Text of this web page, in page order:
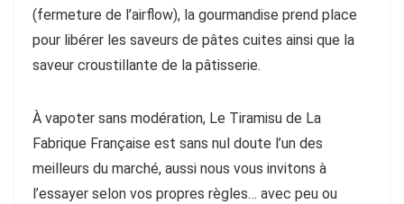
(fermeture de l’airflow), la gourmandise prend place
pour libérer les saveurs de pâtes cuites ainsi que la
saveur croustillante de la pâtisserie.
À vapoter sans modération, Le Tiramisu de La
Fabrique Française est sans nul doute l’un des
meilleurs du marché, aussi nous vous invitons à
l’essayer selon vos propres règles… avec peu ou